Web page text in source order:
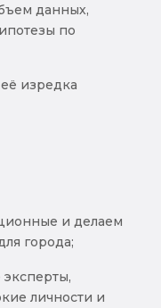
данных,
по
её изредка
и делаем
города;
личности и